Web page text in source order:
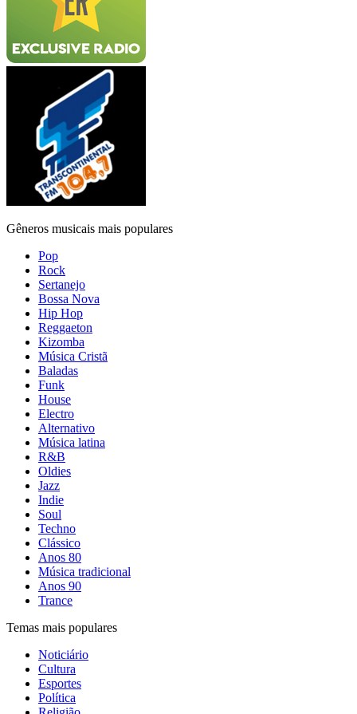
Gêneros musicais mais populares
Pop
Rock
Sertanejo
Bossa Nova
Hip Hop
Reggaeton
Kizomba
Música Cristã
Baladas
Funk
House
Electro
Alternativo
Música latina
R&B
Oldies
Jazz
Indie
Soul
Techno
Clássico
Anos 80
Música tradicional
Anos 90
Trance
Temas mais populares
Noticiário
Cultura
Esportes
Política